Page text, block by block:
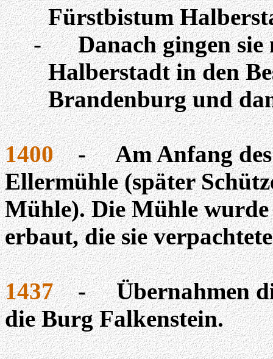
Fürstbistum
-
Danach gingen
Halberstadt in den
Brandenburg und
1400 -
Am Anfang
Ellermühle(später
Mühle). Die Mühle
erbaut, die sie
1437 -
Übernahmen
die Burg Falkenstein.